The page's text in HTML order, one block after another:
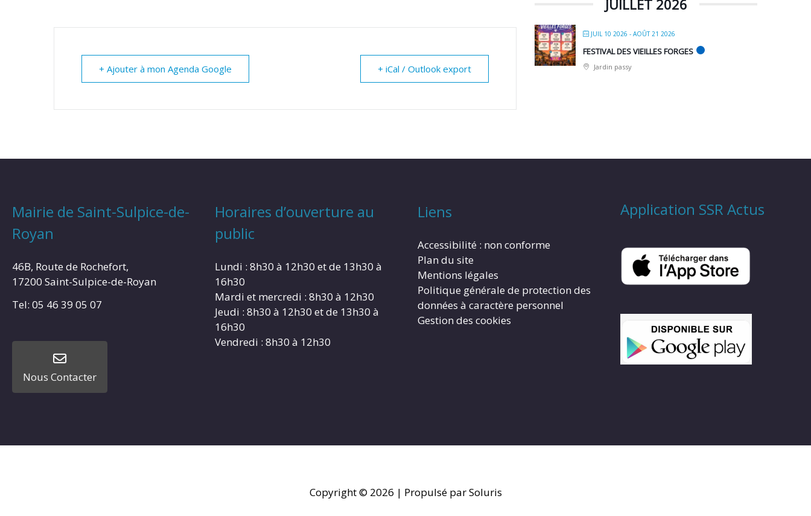
+ Ajouter à mon Agenda Google + iCal / Outlook export
JUILLET 2026
JUIL 10 2026 - AOÛT 21 2026
FESTIVAL DES VIEILLES FORGES
Jardin passy
Mairie de Saint-Sulpice-de-
Royan
46B, Route de Rochefort,
17200 Saint-Sulpice-de-Royan
Tel: 05 46 39 05 07
Nous Contacter
Horaires d’ouverture au
public
Lundi : 8h30 à 12h30 et de 13h30 à
16h30
Mardi et mercredi : 8h30 à 12h30
Jeudi : 8h30 à 12h30 et de 13h30 à
16h30
Vendredi : 8h30 à 12h30
Liens
Accessibilité : non conforme
Plan du site
Mentions légales
Politique générale de protection des
données à caractère personnel
Gestion des cookies
Application SSR Actus
Copyright © 2026 | Propulsé par Soluris